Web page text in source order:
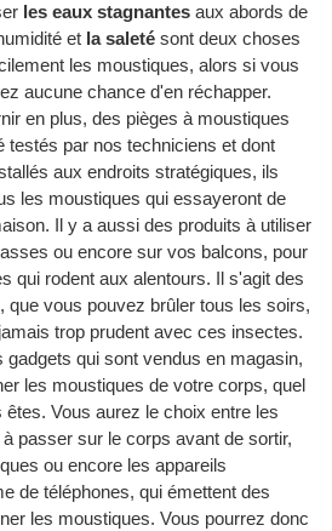
les eaux stagnantes aux abords de
et la saleté sont deux choses
les moustiques, alors si vous
aucune chance d'en réchapper.
en plus, des pièges à moustiques
testés par nos techniciens et dont
aux endroits stratégiques, ils
les moustiques qui essayeront de
Il y a aussi des produits à utiliser
ou encore sur vos balcons, pour
qui rodent aux alentours. Il s'agit des
que vous pouvez brûler tous les soirs,
trop prudent avec ces insectes.
gadgets qui sont vendus en magasin,
les moustiques de votre corps, quel
Vous aurez le choix entre les
passer sur le corps avant de sortir,
ou encore les appareils
de téléphones, qui émettent des
les moustiques. Vous pourrez donc